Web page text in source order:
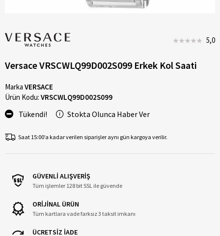
5,0
Versace VRSCWLQ99D002S099 Erkek Kol Saati
Marka VERSACE
Ürün Kodu: VRSCWLQ99D002S099
Tükendi! Stokta Olunca Haber Ver
Saat 15:00’a kadar verilen siparişler aynı gün kargoya verilir.
GÜVENLİ ALIŞVERİŞ
Tüm işlemler 128 bit SSL ile güvende
ORİJİNAL ÜRÜN
Tüm kartlara vade farksız 3 taksit imkanı
ÜCRETSİZ İADE